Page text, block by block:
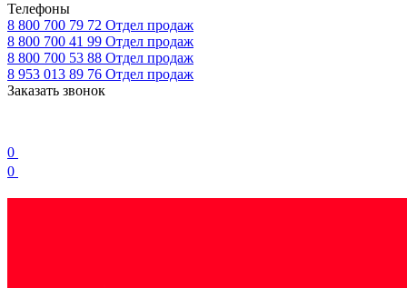
Телефоны
8 800 700 79 72 Отдел продаж
8 800 700 41 99 Отдел продаж
8 800 700 53 88 Отдел продаж
8 953 013 89 76 Отдел продаж
Заказать звонок
0
0